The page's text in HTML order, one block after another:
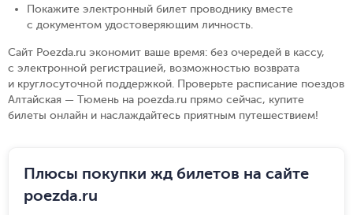
Покажите электронный билет проводнику вместе
с документом удостоверяющим личность.
Сайт Poezda.ru экономит ваше время: без очередей в кассу,
с электронной регистрацией, возможностью возврата
и круглосуточной поддержкой. Проверьте расписание поездов
Алтайская — Тюмень на poezda.ru прямо сейчас, купите
билеты онлайн и наслаждайтесь приятным путешествием!
Плюсы покупки жд билетов на сайте
poezda.ru